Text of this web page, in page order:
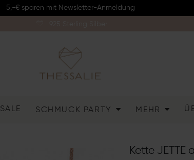
5,-€ sparen mit Newsletter-Anmeldung
SALE SCHMUCK PARTY MEHR
Kette JETTE